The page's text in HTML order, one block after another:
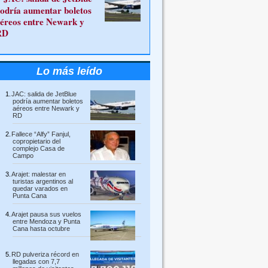
aumentar boletos
entre Newark y
Lo más leído
JAC: salida de JetBlue
podría aumentar boletos
aéreos entre Newark y
RD
Fallece “Alfy” Fanjul,
copropietario del
complejo Casa de
Campo
Arajet: malestar en
turistas argentinos al
quedar varados en
Punta Cana
Arajet pausa sus vuelos
entre Mendoza y Punta
Cana hasta octubre
RD pulveriza récord en
llegadas con 7,7